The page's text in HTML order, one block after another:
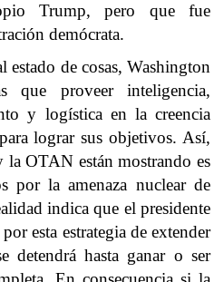
Trump, pero que fue
demócrata.
estado de cosas, Washington
que proveer inteligencia,
y logística en la creencia
lograr sus objetivos. Así,
OTAN están mostrando es
por la amenaza nuclear de
indica que el presidente
esta estrategia de extender
detendrá hasta ganar o ser